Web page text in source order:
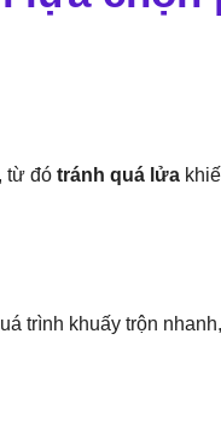
từ đó tránh quá lửa
trình khuấy trộn